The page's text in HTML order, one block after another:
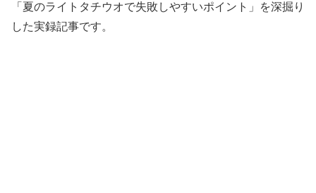
「夏のライトタチウオで失敗しやすいポイント」を深掘り
した実録記事です。